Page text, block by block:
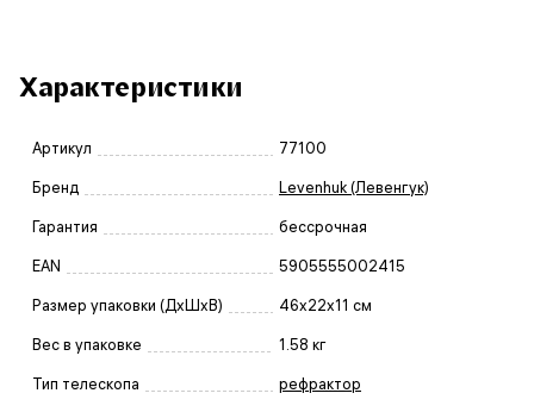
Характеристики
Артикул 77100
Бренд Levenhuk (Левенгук)
Гарантия бессрочная
EAN 5905555002415
Размер упаковки (ДxШxВ) 46x22x11 см
Вес в упаковке 1.58 кг
Тип телескопа рефрактор